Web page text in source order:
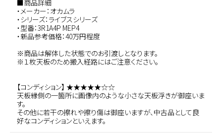
■商品詳細
・メーカー：オカムラ
・シリーズ：ライブスシリーズ
・型番：3R1A4P MEP4
・新品参考価格：40万円程度
※商品は解体した状態でのお引渡しとなります。
※１枚天板のため搬入経路にはご注意ください。
【コンディション】 ★★★★★☆☆
天板縁側の一箇所に画像内のような小さな天板浮きが御座いま
す。
その他に若干の擦れや擦り傷は御座いますが、中古品として良
好なコンディションといえます。